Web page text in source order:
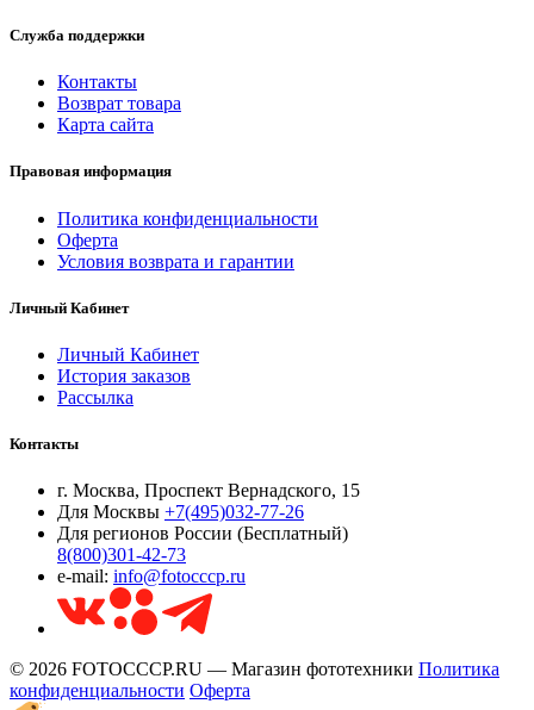
Служба поддержки
Контакты
Возврат товара
Карта сайта
Правовая информация
Политика конфиденциальности
Оферта
Условия возврата и гарантии
Личный Кабинет
Личный Кабинет
История заказов
Рассылка
Контакты
г. Москва, Проспект Вернадского, 15
Для Москвы +7(495)032-77-26
Для регионов России (Бесплатный)
8(800)301-42-73
e-mail: info@fotocccp.ru
© 2026 FOTOCCCP.RU — Магазин фототехники Политика
конфиденциальности Оферта